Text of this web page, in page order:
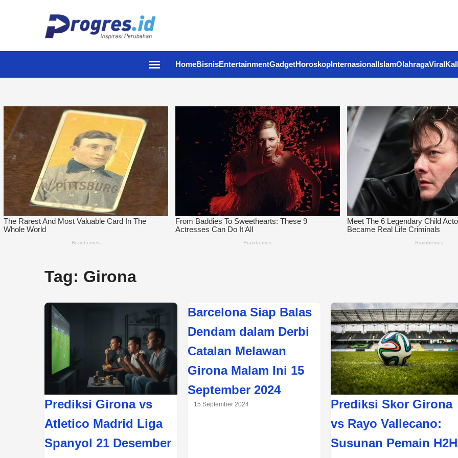
HomeBisnisEntertainmentGadgetHoroskopInternasionalIslamOlahragaViral
Tag: Girona
Prediksi Girona vs
Atletico Madrid Liga
Spanyol 21 Desember
Barcelona Siap Balas
Dendam dalam Derbi
Catalan Melawan
Girona Malam Ini 15
September 2024
15 September 2024
Prediksi Skor Girona
vs Rayo Vallecano:
Susunan Pemain